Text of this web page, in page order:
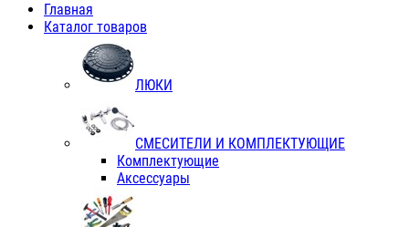
Главная
Каталог товаров
ЛЮКИ
СМЕСИТЕЛИ И КОМПЛЕКТУЮЩИЕ
Комплектующие
Аксессуары